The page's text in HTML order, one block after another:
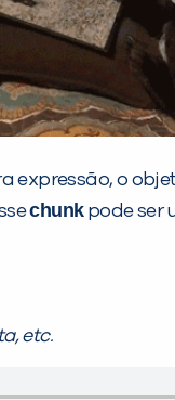
expressão, o
chunkpode ser
etc.